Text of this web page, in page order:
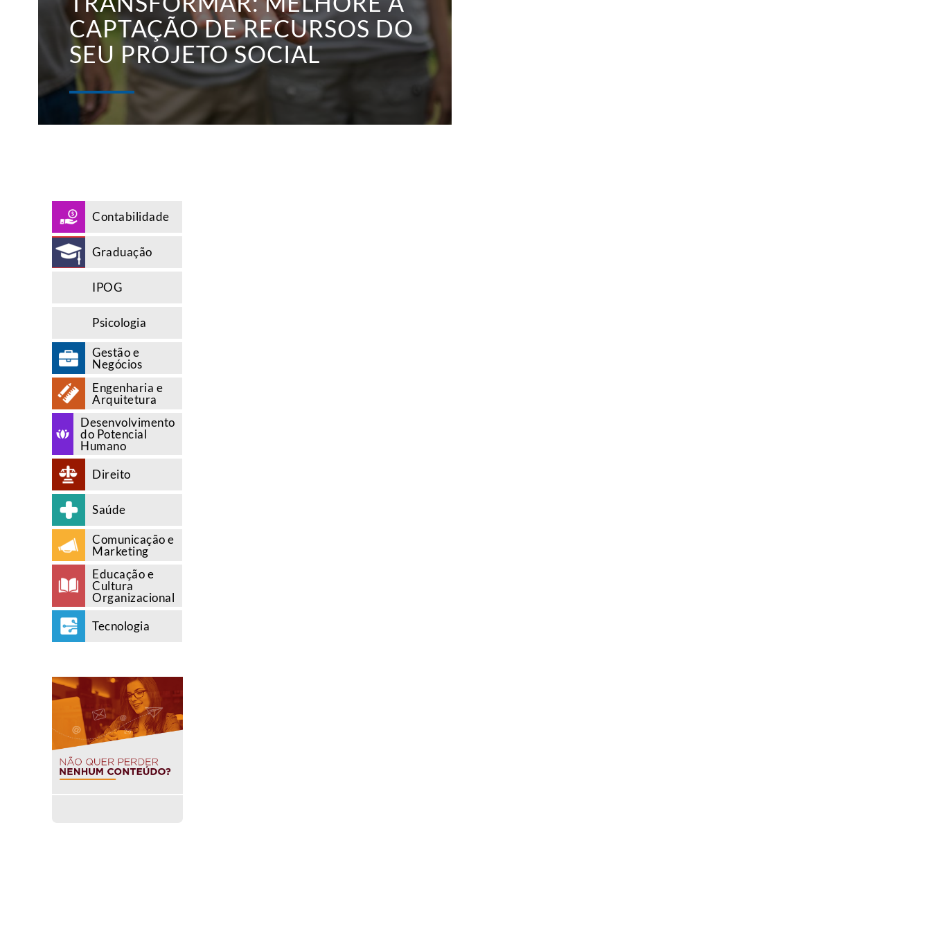
CAPTAÇÃO DE RECURSOS DO
SEU PROJETO SOCIAL
Contabilidade
Graduação
IPOG
Psicologia
Gestão e
Negócios
Engenharia e
Arquitetura
Desenvolvimento
do Potencial
Humano
Direito
Saúde
Comunicação e
Marketing
Educação e
Cultura
Organizacional
Tecnologia